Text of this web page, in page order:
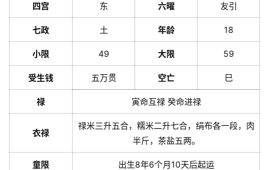
四宫 东 六曜 友引
七政 土 年龄 18
小限 49 大限 59
受生钱 五万贯 空亡 巳
禄 寅命互禄 癸命进禄
衣禄
禄米三升五合，糯米二升七合，绢布各一段，肉
半斤，茶盐五两。
童限 出生8年6个月10天后起运